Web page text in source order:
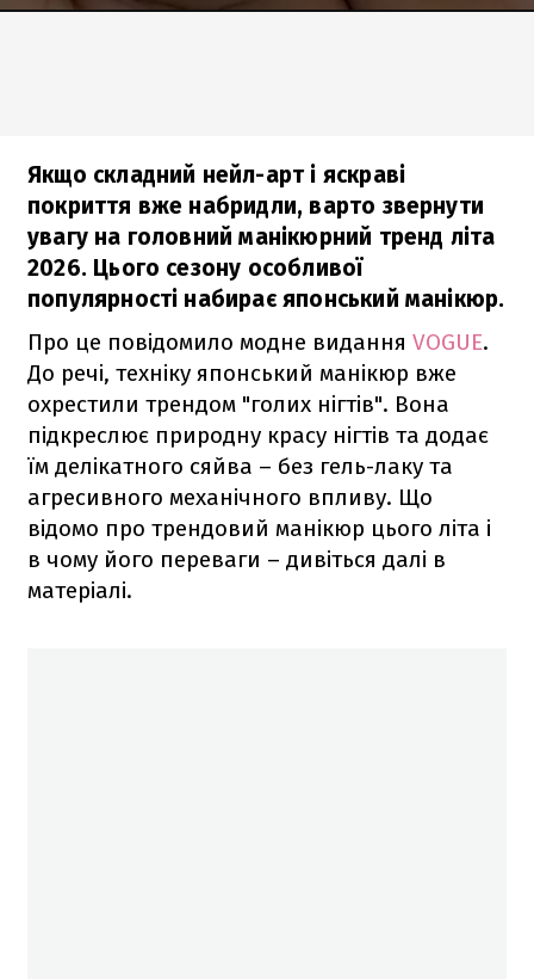
Якщо складний нейл-арт і яскраві
покриття вже набридли, варто звернути
увагу на головний манікюрний тренд літа
2026. Цього сезону особливої
популярності набирає японський манікюр.
Про це повідомило модне видання VOGUE.
До речі, техніку японський манікюр вже
охрестили трендом "голих нігтів". Вона
підкреслює природну красу нігтів та додає
їм делікатного сяйва – без гель-лаку та
агресивного механічного впливу. Що
відомо про трендовий манікюр цього літа і
в чому його переваги – дивіться далі в
матеріалі.